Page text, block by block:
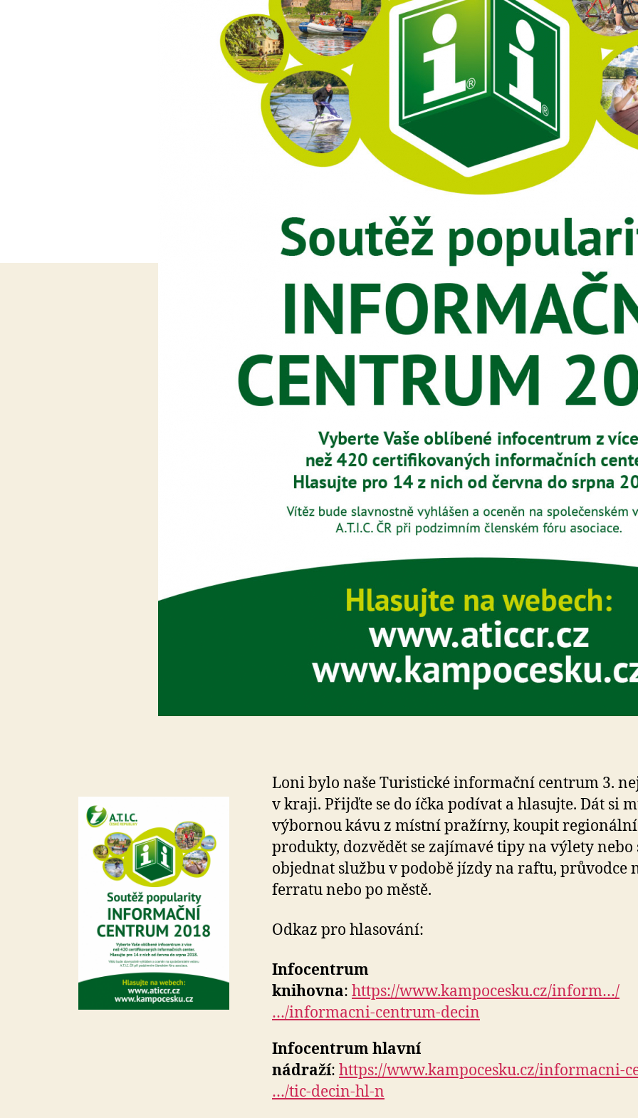
Loni bylo naše Turistické informační centrum 3.
v kraji. Přijďte se do íčka podívat a hlasujte. Dát si
výbornou kávu z místní pražírny, koupit regionální
produkty, dozvědět se zajímavé tipy na výlety nebo
objednat službu v podobě jízdy na raftu, průvodce
ferratu nebo po městě.
Odkaz pro hlasování:
Infocentrum
knihovna: https://www.kampocesku.cz/inform…/
…/informacni-centrum-decin
Infocentrum hlavní
nádraží: https://www.kampocesku.cz/informacni-
…/tic-decin-hl-n